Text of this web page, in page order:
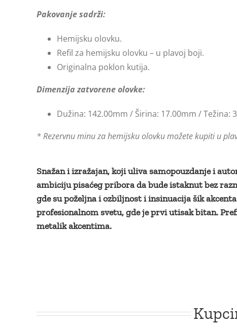
Pakovanje sadrži:
Hemijsku olovku.
Refil za hemijsku olovku – u plavoj boji.
Originalna poklon kutija.
Dimenzija zatvorene olovke:
Dužina: 142.00mm / Širina: 17.00mm / Težina:
* Rezervnu minu za hemijsku olovku možete kupiti u
Snažan i izražajan, koji uliva samopouzdanje i
ambiciju pisaćeg pribora da bude istaknut bez
gde su poželjna i ozbiljnost i insinuacija šik
profesionalnom svetu, gde je prvi utisak bitan.
metalik akcentima.